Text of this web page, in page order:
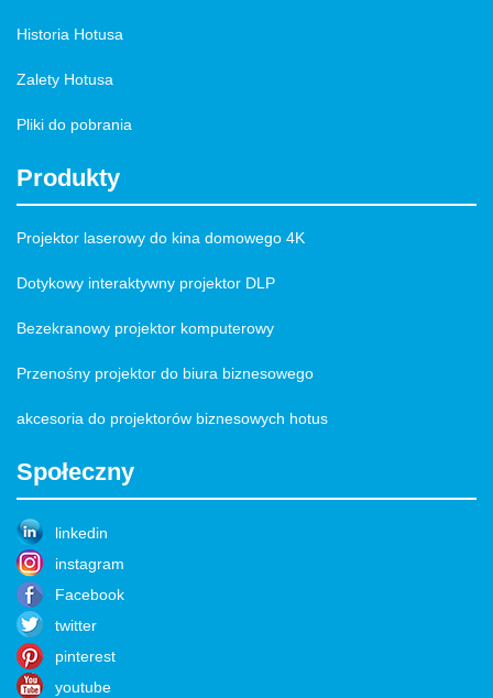
Historia Hotusa
Zalety Hotusa
Pliki do pobrania
Produkty
Projektor laserowy do kina domowego 4K
Dotykowy interaktywny projektor DLP
Bezekranowy projektor komputerowy
Przenośny projektor do biura biznesowego
akcesoria do projektorów biznesowych hotus
Społeczny
linkedin
instagram
Facebook
twitter
pinterest
youtube